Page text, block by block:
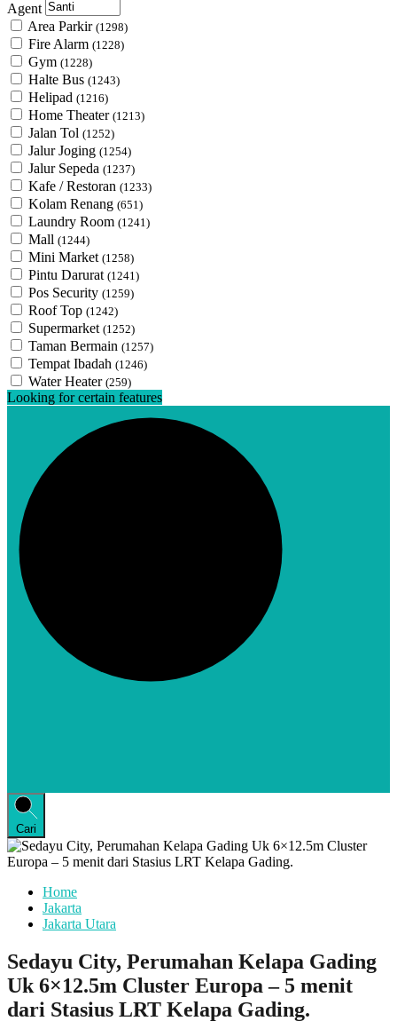
Agent
Area Parkir (1298)
Fire Alarm (1228)
Gym (1228)
Halte Bus (1243)
Helipad (1216)
Home Theater (1213)
Jalan Tol (1252)
Jalur Joging (1254)
Jalur Sepeda (1237)
Kafe / Restoran (1233)
Kolam Renang (651)
Laundry Room (1241)
Mall (1244)
Mini Market (1258)
Pintu Darurat (1241)
Pos Security (1259)
Roof Top (1242)
Supermarket (1252)
Taman Bermain (1257)
Tempat Ibadah (1246)
Water Heater (259)
Looking for certain features
Cari
Home
Jakarta
Jakarta Utara
Sedayu City, Perumahan Kelapa Gading
Uk 6×12.5m Cluster Europa – 5 menit
dari Stasius LRT Kelapa Gading.